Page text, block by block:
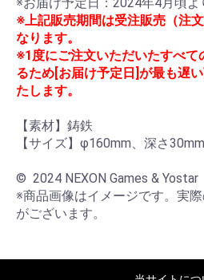
※上記販売期間は受注販売（注
なります。
※1度にご注文いただいたすべて
るため[お届け予定日]が最も遅
たします。
【素材】鋳鉄
【サイズ】φ160mm、深さ
©  2024 NEXON Games & Yostar
※商品画像はイメージです。実
がございます。